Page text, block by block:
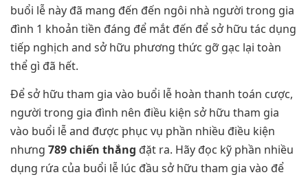
buổi lễ này đã mang đến đến ngôi nhà người trong gia
đình 1 khoản tiền đáng để mắt đến để sở hữu tác dụng
tiếp nghịch and sở hữu phương thức gỡ gạc lại toàn
thể gì đã hết.
Để sở hữu tham gia vào buổi lễ hoàn thanh toán cược,
người trong gia đình nên điều kiện sở hữu tham gia
vào buổi lễ and được phục vụ phần nhiều điều kiện
nhưng 789 chiến thắng đặt ra. Hãy đọc kỹ phần nhiều
dụng rứa của buổi lễ lúc đầu sở hữu tham gia vào để